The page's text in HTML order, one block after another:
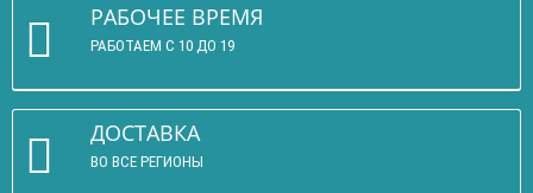
РАБОЧЕЕ ВРЕМЯ
РАБОТАЕМ С 10 ДО 19
ДОСТАВКА
ВО ВСЕ РЕГИОНЫ